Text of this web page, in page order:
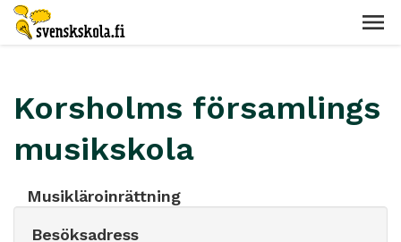
Korsholms församlings
musikskola
Musikläroinrättning
Besöksadress